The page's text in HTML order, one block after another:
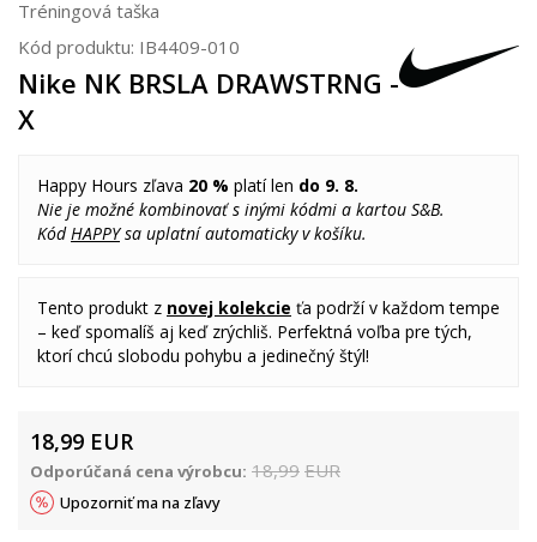
Tréningová taška
Kód produktu: IB4409-010
Nike NK BRSLA DRAWSTRNG -
X
Happy Hours zľava 20 % platí len do 9. 8.
Nie je možné kombinovať s inými kódmi a kartou S&B.
KódHAPPYsa uplatní automaticky v košíku.
Tento produkt z novej kolekcie ťa podrží v každom tempe
– keď spomalíš aj keď zrýchliš. Perfektná voľba pre tých,
ktorí chcú slobodu pohybu a jedinečný štýl!
18,99 EUR
Odporúčaná cena výrobcu: 18,99 EUR
Upozorniť ma na zľavy